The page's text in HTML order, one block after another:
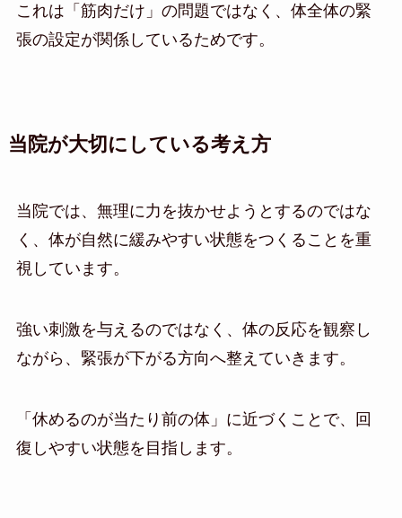
これは「筋肉だけ」の問題ではなく、体全体の緊
張の設定が関係しているためです。
当院が大切にしている考え方
当院では、無理に力を抜かせようとするのではな
く、体が自然に緩みやすい状態をつくることを重
視しています。
強い刺激を与えるのではなく、体の反応を観察し
ながら、緊張が下がる方向へ整えていきます。
「休めるのが当たり前の体」に近づくことで、回
復しやすい状態を目指します。